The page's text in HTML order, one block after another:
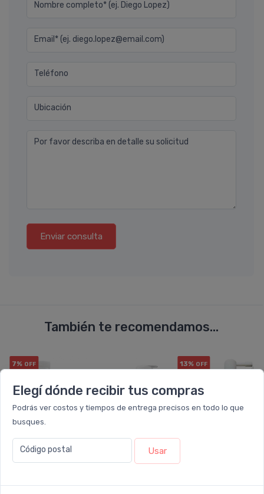
Elegí dónde recibir tus compras
Podrás ver costos y tiempos de entrega precisos en todo lo que
busques.
Código postal Usar
Nombre completo* (ej. Diego Lopez)
Email* (ej. diego.lopez@email.com)
Teléfono
Ubicación
Por favor describa en detalle su solicitud
Enviar consulta
También te recomendamos...
7% OFF 13% OFF